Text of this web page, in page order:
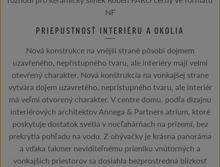
NF
PRIEPUSTNOSŤ INTERIÉRU A OKOLIA
Nová konstrukce na vnější straně působí dojmem
uzavřeného, ​​nepřístupného tvaru, ale interiéry mají velmi
otevřený charakter. Nová konštrukcia na vonkajšej strane
vytvára dojem uzavretého, neprístupného tvaru, ale interiér
má veľmi otvorený charakter. V centre domu, podľa dizajnu
interiérových architektov Annega & Partners atrium, ktoré
poskytuje dostatok svetla v nocľahárňach na prízemí, bez
prekrytia pohľadu na vodu. Z obývačky je krásna panoráma
a vďaka takmer neviditeľnému prieniku vnútorných a
vonkajších priestorov sa dosiahla bezprostredná blízkosť